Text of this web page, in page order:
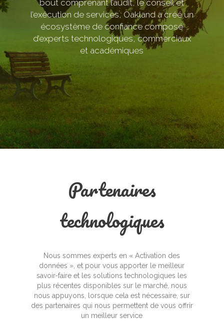
bout comprenant l’audit, le conseil et
l’exécution de services, Oakland a créé un
écosystème de confiance composé
d’experts technologiques, commerciaux
et académiques
Partenaires
technologiques
Nous sommes experts en « Activation des
données », et pour vous apporter le meilleur
savoir-faire et les solutions technologiques les
plus récentes disponibles sur le marché, nous
nous appuyons, lorsque cela est nécessaire, sur
des partenaires qui nous permettent de vous offrir
un meilleur service